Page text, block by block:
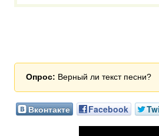
Опрос: Верный ли текст песни?
Вконтакте Facebook